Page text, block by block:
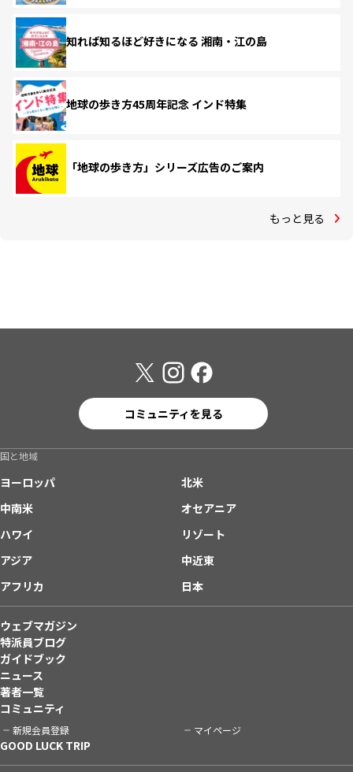
知れば知るほど好きになる 湘南・江の島
地球の歩き方45周年記念 インド特集
「地球の歩き方」シリーズ広告のご案内
もっと見る
コミュニティを見る
国と地域
ヨーロッパ
北米
中南米
オセアニア
ハワイ
リゾート
アジア
中近東
アフリカ
日本
ウェブマガジン
特派員ブログ
ガイドブック
ニュース
著者一覧
コミュニティ
新規会員登録 マイページ
GOOD LUCK TRIP